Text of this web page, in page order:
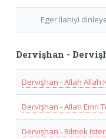
Eger Ilahiyi
Dervişhan -
Dervişhan - Allah Allah
Dervişhan - Allah Emri
Dervişhan - Bilmek